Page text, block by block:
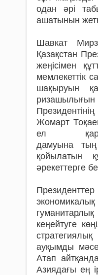
одан әрі
ашатынын
Шавкат
Қазақстан
жеңісімен
мемлекеттік
шақыруын
ризашылығын
Жомарт
ел қарым-
дамуына тың
қойылатын
әрекеттерге
кеңейтуге
ауқымды
Атап
Азиядағы ең